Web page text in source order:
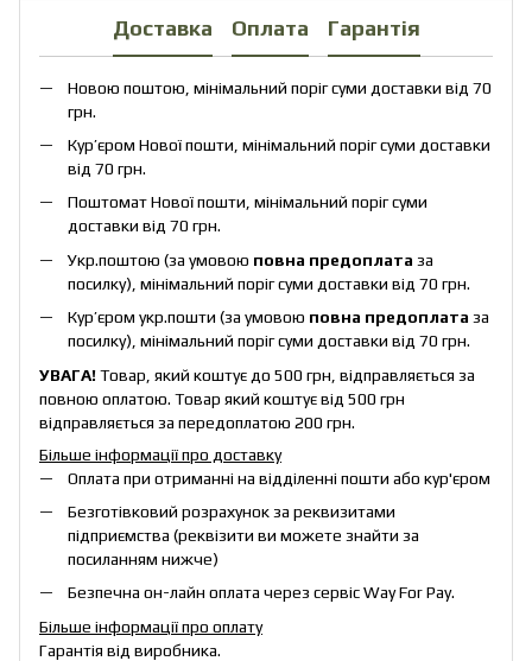
Доставка Оплата Гарантія
Новою поштою, мінімальний поріг суми доставки від 70
грн.
Кур’єром Нової пошти, мінімальний поріг суми доставки
від 70 грн.
Поштомат Нової пошти, мінімальний поріг суми
доставки від 70 грн.
Укр.поштою (за умовою повна предоплата за
посилку), мінімальний поріг суми доставки від 70 грн.
Кур’єром укр.пошти (за умовою повна предоплата за
посилку), мінімальний поріг суми доставки від 70 грн.
УВАГА!Товар, який коштує до 500 грн, відправляється за
повною оплатою. Товар який коштує від 500 грн
відправляється за передоплатою 200 грн.
Більше інформації про доставку
Оплата при отриманні на відділенні пошти або кур'єром
Безготівковий розрахунок за реквизитами
підприємства (реквізити ви можете знайти за
посиланням нижче)
Безпечна он-лайн оплата через сервіс Way For Pay.
Більше інформації про оплату
Гарантія від виробника.